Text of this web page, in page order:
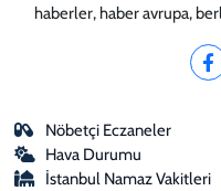
haberler, haber avrupa,
Nöbetçi Eczaneler
Hava Durumu
İstanbul Namaz Vakitleri